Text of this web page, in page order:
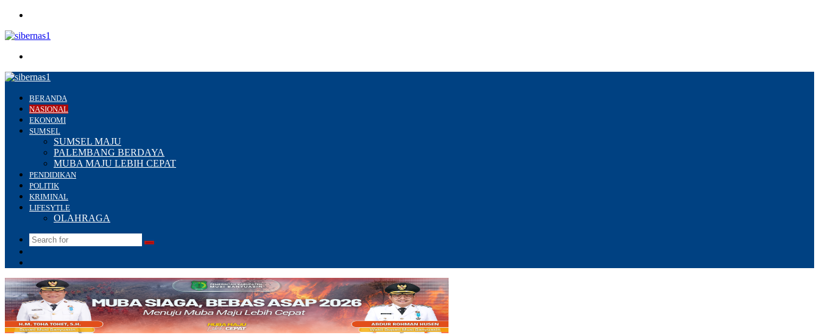
BERANDA
NASIONAL
EKONOMI
SUMSEL
SUMSEL MAJU
PALEMBANG BERDAYA
MUBA MAJU LEBIH CEPAT
PENDIDIKAN
POLITIK
KRIMINAL
LIFESYTLE
OLAHRAGA
Search